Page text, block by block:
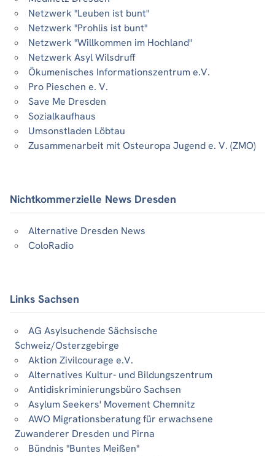
Netzwerk "Leuben ist bunt"
Netzwerk "Prohlis ist bunt"
Netzwerk "Willkommen im Hochland"
Netzwerk Asyl Wilsdruff
Ökumenisches Informationszentrum e.V.
Pro Pieschen e. V.
Save Me Dresden
Sozialkaufhaus
Umsonstladen Löbtau
Zusammenarbeit mit Osteuropa Jugend e. V. (ZMO)
Nichtkommerzielle News Dresden
Alternative Dresden News
ColoRadio
Links Sachsen
AG Asylsuchende Sächsische
Schweiz/Osterzgebirge
Aktion Zivilcourage e.V.
Alternatives Kultur- und Bildungszentrum
Antidiskriminierungsbüro Sachsen
Asylum Seekers' Movement Chemnitz
AWO Migrationsberatung für erwachsene
Zuwanderer Dresden und Pirna
Bündnis "Buntes Meißen"